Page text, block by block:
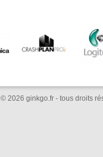
© 2026 ginkgo.fr - tous droits